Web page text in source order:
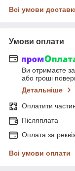
Всі умови
Умови оплати
Ви отримаєте
або гроші
Детальніше
Оплатити
Післяплата
Оплата за
Всі умови оплати